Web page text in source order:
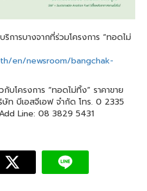
การบางจากที่ร่วมโครงการ “ทอดไม่
en/newsroom/bangchak-
บโครงการ “ทอดไม่ทิ้ง” ราคาขาย
ษัท บีเอสจีเอฟ จำกัด โทร. 0 2335
Line: 08 3829 5431